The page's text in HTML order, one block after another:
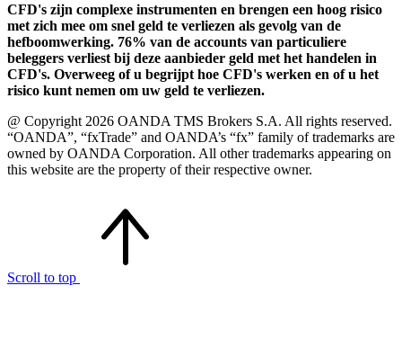
CFD's zijn complexe instrumenten en brengen een hoog risico
met zich mee om snel geld te verliezen als gevolg van de
hefboomwerking. 76% van de accounts van particuliere
beleggers verliest bij deze aanbieder geld met het handelen in
CFD's. Overweeg of u begrijpt hoe CFD's werken en of u het
risico kunt nemen om uw geld te verliezen.
@ Copyright 2026 OANDA TMS Brokers S.A. All rights reserved.
“OANDA”, “fxTrade” and OANDA’s “fx” family of trademarks are
owned by OANDA Corporation. All other trademarks appearing on
this website are the property of their respective owner.
Scroll to top